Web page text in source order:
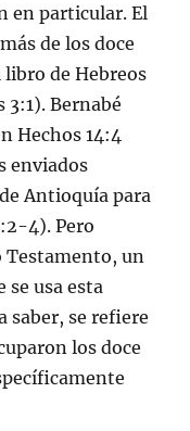
en particular. El
de los doce
de Hebreos
3:1). Bernabé
Hechos 14:4
enviados
Antioquía para
4). Pero
Testamento, un
se usa esta
saber, se refiere
los doce